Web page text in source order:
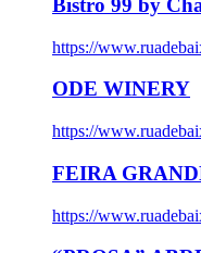
Bistro 99 by
https://
ODE WINERY
https://
FEIRA
https://